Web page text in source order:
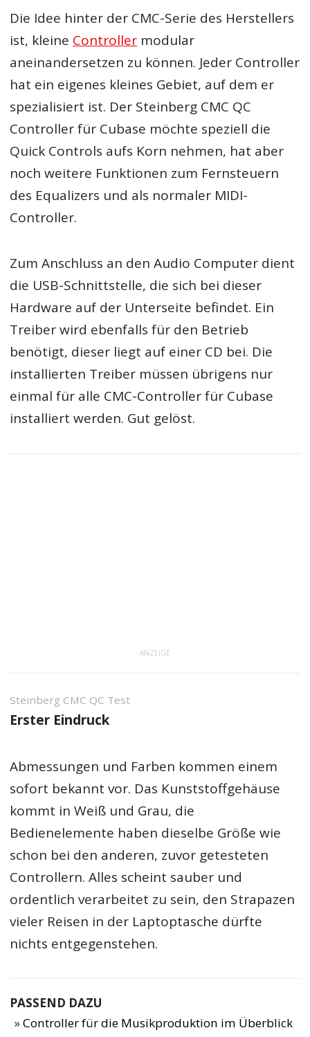
Die Idee hinter der CMC-Serie des Herstellers
ist, kleine Controller modular
aneinandersetzen zu können. Jeder Controller
hat ein eigenes kleines Gebiet, auf dem er
spezialisiert ist. Der Steinberg CMC QC
Controller für Cubase möchte speziell die
Quick Controls aufs Korn nehmen, hat aber
noch weitere Funktionen zum Fernsteuern
des Equalizers und als normaler MIDI-
Controller.
Zum Anschluss an den Audio Computer dient
die USB-Schnittstelle, die sich bei dieser
Hardware auf der Unterseite befindet. Ein
Treiber wird ebenfalls für den Betrieb
benötigt, dieser liegt auf einer CD bei. Die
installierten Treiber müssen übrigens nur
einmal für alle CMC-Controller für Cubase
installiert werden. Gut gelöst.
ANZEIGE
Steinberg CMC QC Test
Erster Eindruck
Abmessungen und Farben kommen einem
sofort bekannt vor. Das Kunststoffgehäuse
kommt in Weiß und Grau, die
Bedienelemente haben dieselbe Größe wie
schon bei den anderen, zuvor getesteten
Controllern. Alles scheint sauber und
ordentlich verarbeitet zu sein, den Strapazen
vieler Reisen in der Laptoptasche dürfte
nichts entgegenstehen.
PASSEND DAZU
Controller für die Musikproduktion im Überblick